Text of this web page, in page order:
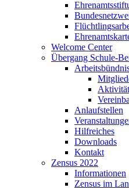
Welcome Center
Übergang Schule-
Anlaufstellen
Hilfreiches
Downloads
Kontakt
Zensus 2022
Informationen
Zensus im